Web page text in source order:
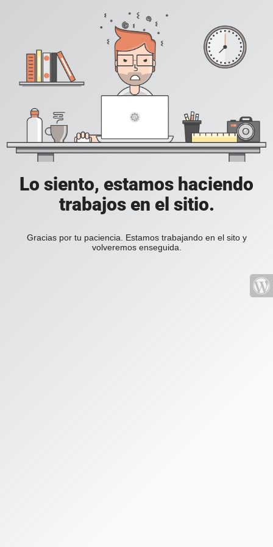
Lo siento, estamos haciendo
trabajos en el sitio.
Gracias por tu paciencia. Estamos trabajando en el sito y
volveremos enseguida.